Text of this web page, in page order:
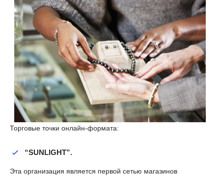
Торговые точки онлайн-формата:
“SUNLIGHT”.
Эта организация является первой сетью магазинов